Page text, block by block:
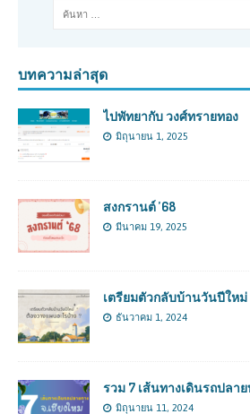
บทความล่าสุด
ไปพัทยากับ วงศ์ทรายทอง
มิถุนายน 1, 2025
สงกรานต์ ’68
มีนาคม 19, 2025
เตรียมตัวกลับบ้านวันปีใหม่
ธันวาคม 1, 2024
รวม 7 เส้นทางเดินรถปลาย
มิถุนายน 11, 2024